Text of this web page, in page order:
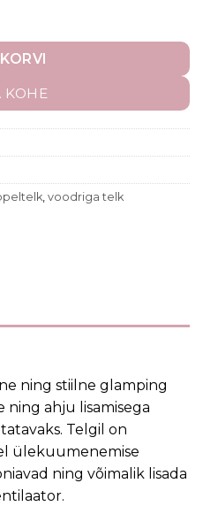
KOHE
, voodriga telk
ning stiilne glamping
ning ahju lisamisega
Telgil on
ülekuumenemise
ning võimalik lisada